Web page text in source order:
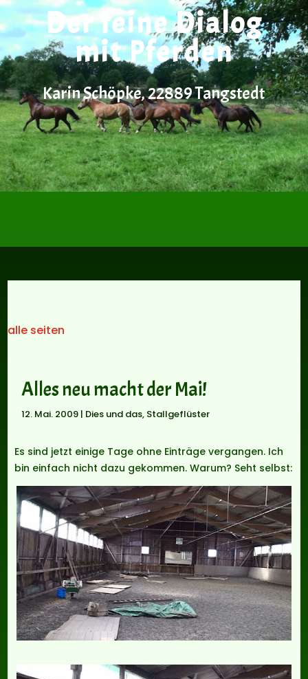
Der feine Dialog
mit Pferden
Karin Schöpke, 22889 Tangstedt
alle seiten
Alles neu macht der Mai!
12. Mai. 2009 | Dies und das, Stallgeflüster
Es sind jetzt einige Tage ohne Einträge vergangen. Ich
bin einfach nicht dazu gekommen. Warum? Seht selbst: